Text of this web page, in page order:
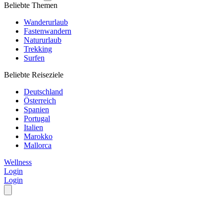
Beliebte Themen
Wanderurlaub
Fastenwandern
Natururlaub
Trekking
Surfen
Beliebte Reiseziele
Deutschland
Österreich
Spanien
Portugal
Italien
Marokko
Mallorca
Wellness
Login
Login